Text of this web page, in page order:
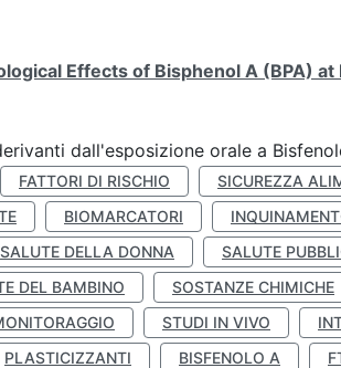
Effects of Bisphenol A (BPA)
dall'esposizione orale a
FATTORI DI RISCHIO
SICUREZZA
BIOMARCATORI
SALUTE DELLA DONNA SALUTE
DEL BAMBINO
SOSTANZE CHIMICHE
STUDI IN VIVO
PLASTICIZZANTI BISFENOLO A